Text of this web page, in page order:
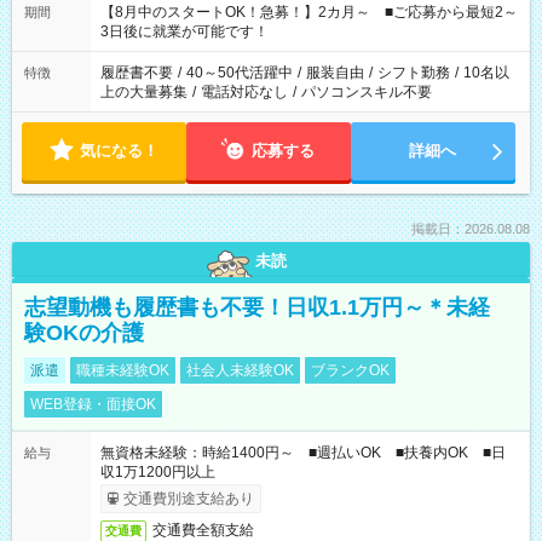
「できれば残業はしたくない」 など、ご希望を教えてください
ね。 ※Wワーク希望の方へ 今ご覧のお仕事で希望する勤務時間
と、もう1つのお仕事の勤務時間。 合計で週40時間を超える場
合は応募できません。
期間
【8月中のスタートOK！急募！】2カ月～ ■ご応募から最短2～
3日後に就業が可能です！
特徴 履歴書不要 / 40～50代活躍中 / 服装自由 / シフト勤務 / 10名以
上の大量募集 / 電話対応なし / パソコンスキル不要
気になる！ 応募する 詳細へ
掲載日：2026.08.08
未読
志望動機も履歴書も不要！日収1.1万円～＊未経
験OKの介護
派遣 職種未経験OK 社会人未経験OK
ブランクOK
WEB登録・面接OK
給与
無資格未経験：時給1400円～ ■週払いOK ■扶養内OK ■日
収1万1200円以上
交通費別途支給あり
交通費 交通費全額支給